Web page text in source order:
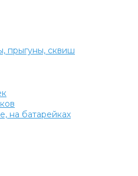
прыгуны, сквиш
на батарейках